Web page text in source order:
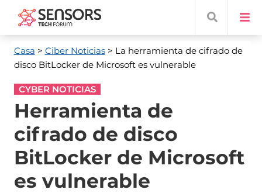
Casa > Ciber Noticias> La herramienta de cifrado de
disco BitLocker de Microsoft es vulnerable
CYBER NOTICIAS
Herramienta de
cifrado de disco
BitLocker de Microsoft
es vulnerable